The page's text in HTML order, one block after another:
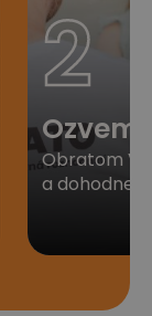
2
Obratom
a